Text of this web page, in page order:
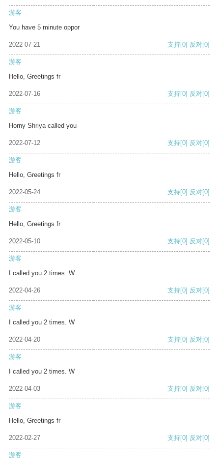
游客
You have 5 minute oppor
2022-07-21 支持[0] 反对[0]
游客
Hello, Greetings fr
2022-07-16 支持[0] 反对[0]
游客
Horny Shriya called you
2022-07-12 支持[0] 反对[0]
游客
Hello, Greetings fr
2022-05-24 支持[0] 反对[0]
游客
Hello, Greetings fr
2022-05-10 支持[0] 反对[0]
游客
I called you 2 times. W
2022-04-26 支持[0] 反对[0]
游客
I called you 2 times. W
2022-04-20 支持[0] 反对[0]
游客
I called you 2 times. W
2022-04-03 支持[0] 反对[0]
游客
Hello, Greetings fr
2022-02-27 支持[0] 反对[0]
游客